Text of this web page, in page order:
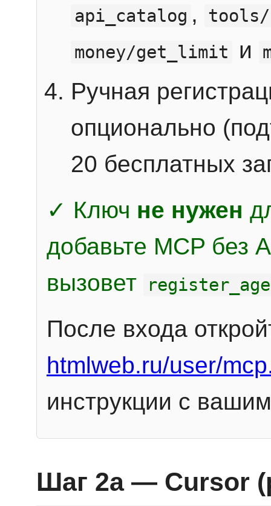
api_catalog ,
money/get_limit
и
Ручная
опционально
20 бесплатных
✓ Ключ не нужен
добавьте MCP без
вызовет
После входа
htmlweb.ru/user/
инструкции с
Шаг 2a — Cursor